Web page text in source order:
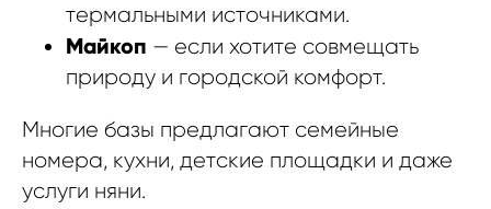
термальными источниками.
Майкоп — если хотите совмещать
природу и городской комфорт.
Многие базы предлагают семейные
номера, кухни, детские площадки и даже
услуги няни.